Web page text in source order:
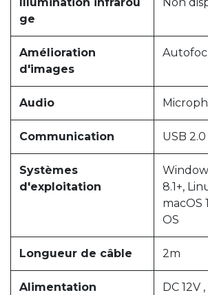
Illumination infrarou
ge
Non
Amélioration
d'images
Audio
Communication USB
Systèmes
d'exploitation
8.1+,
macOS
OS
Longueur de câble 2m
Alimentation DC 12V